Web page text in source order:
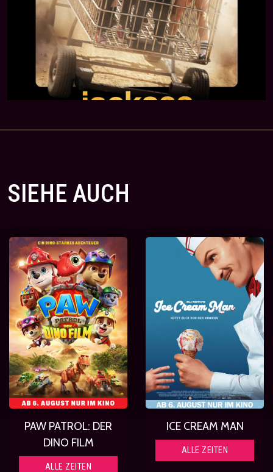
SIEHE AUCH
PAW PATROL: DER
DINO FILM
ALLE ZEITEN
ICE CREAM MAN
ALLE ZEITEN